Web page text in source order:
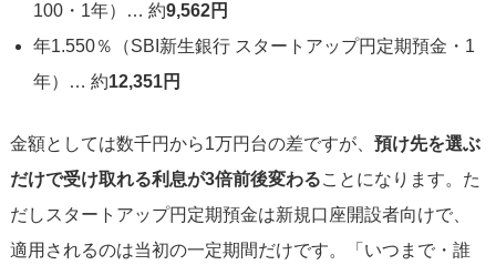
100・1年）… 約9,562円
年1.550％（SBI新生銀行 スタートアップ円定期預金・1
年）… 約12,351円
金額としては数千円から1万円台の差ですが、 預け先を選ぶ
だけで受け取れる利息が3倍前後変わることになります。た
だしスタートアップ円定期預金は新規口座開設者向けで、
適用されるのは当初の一定期間だけです。「いつまで・誰